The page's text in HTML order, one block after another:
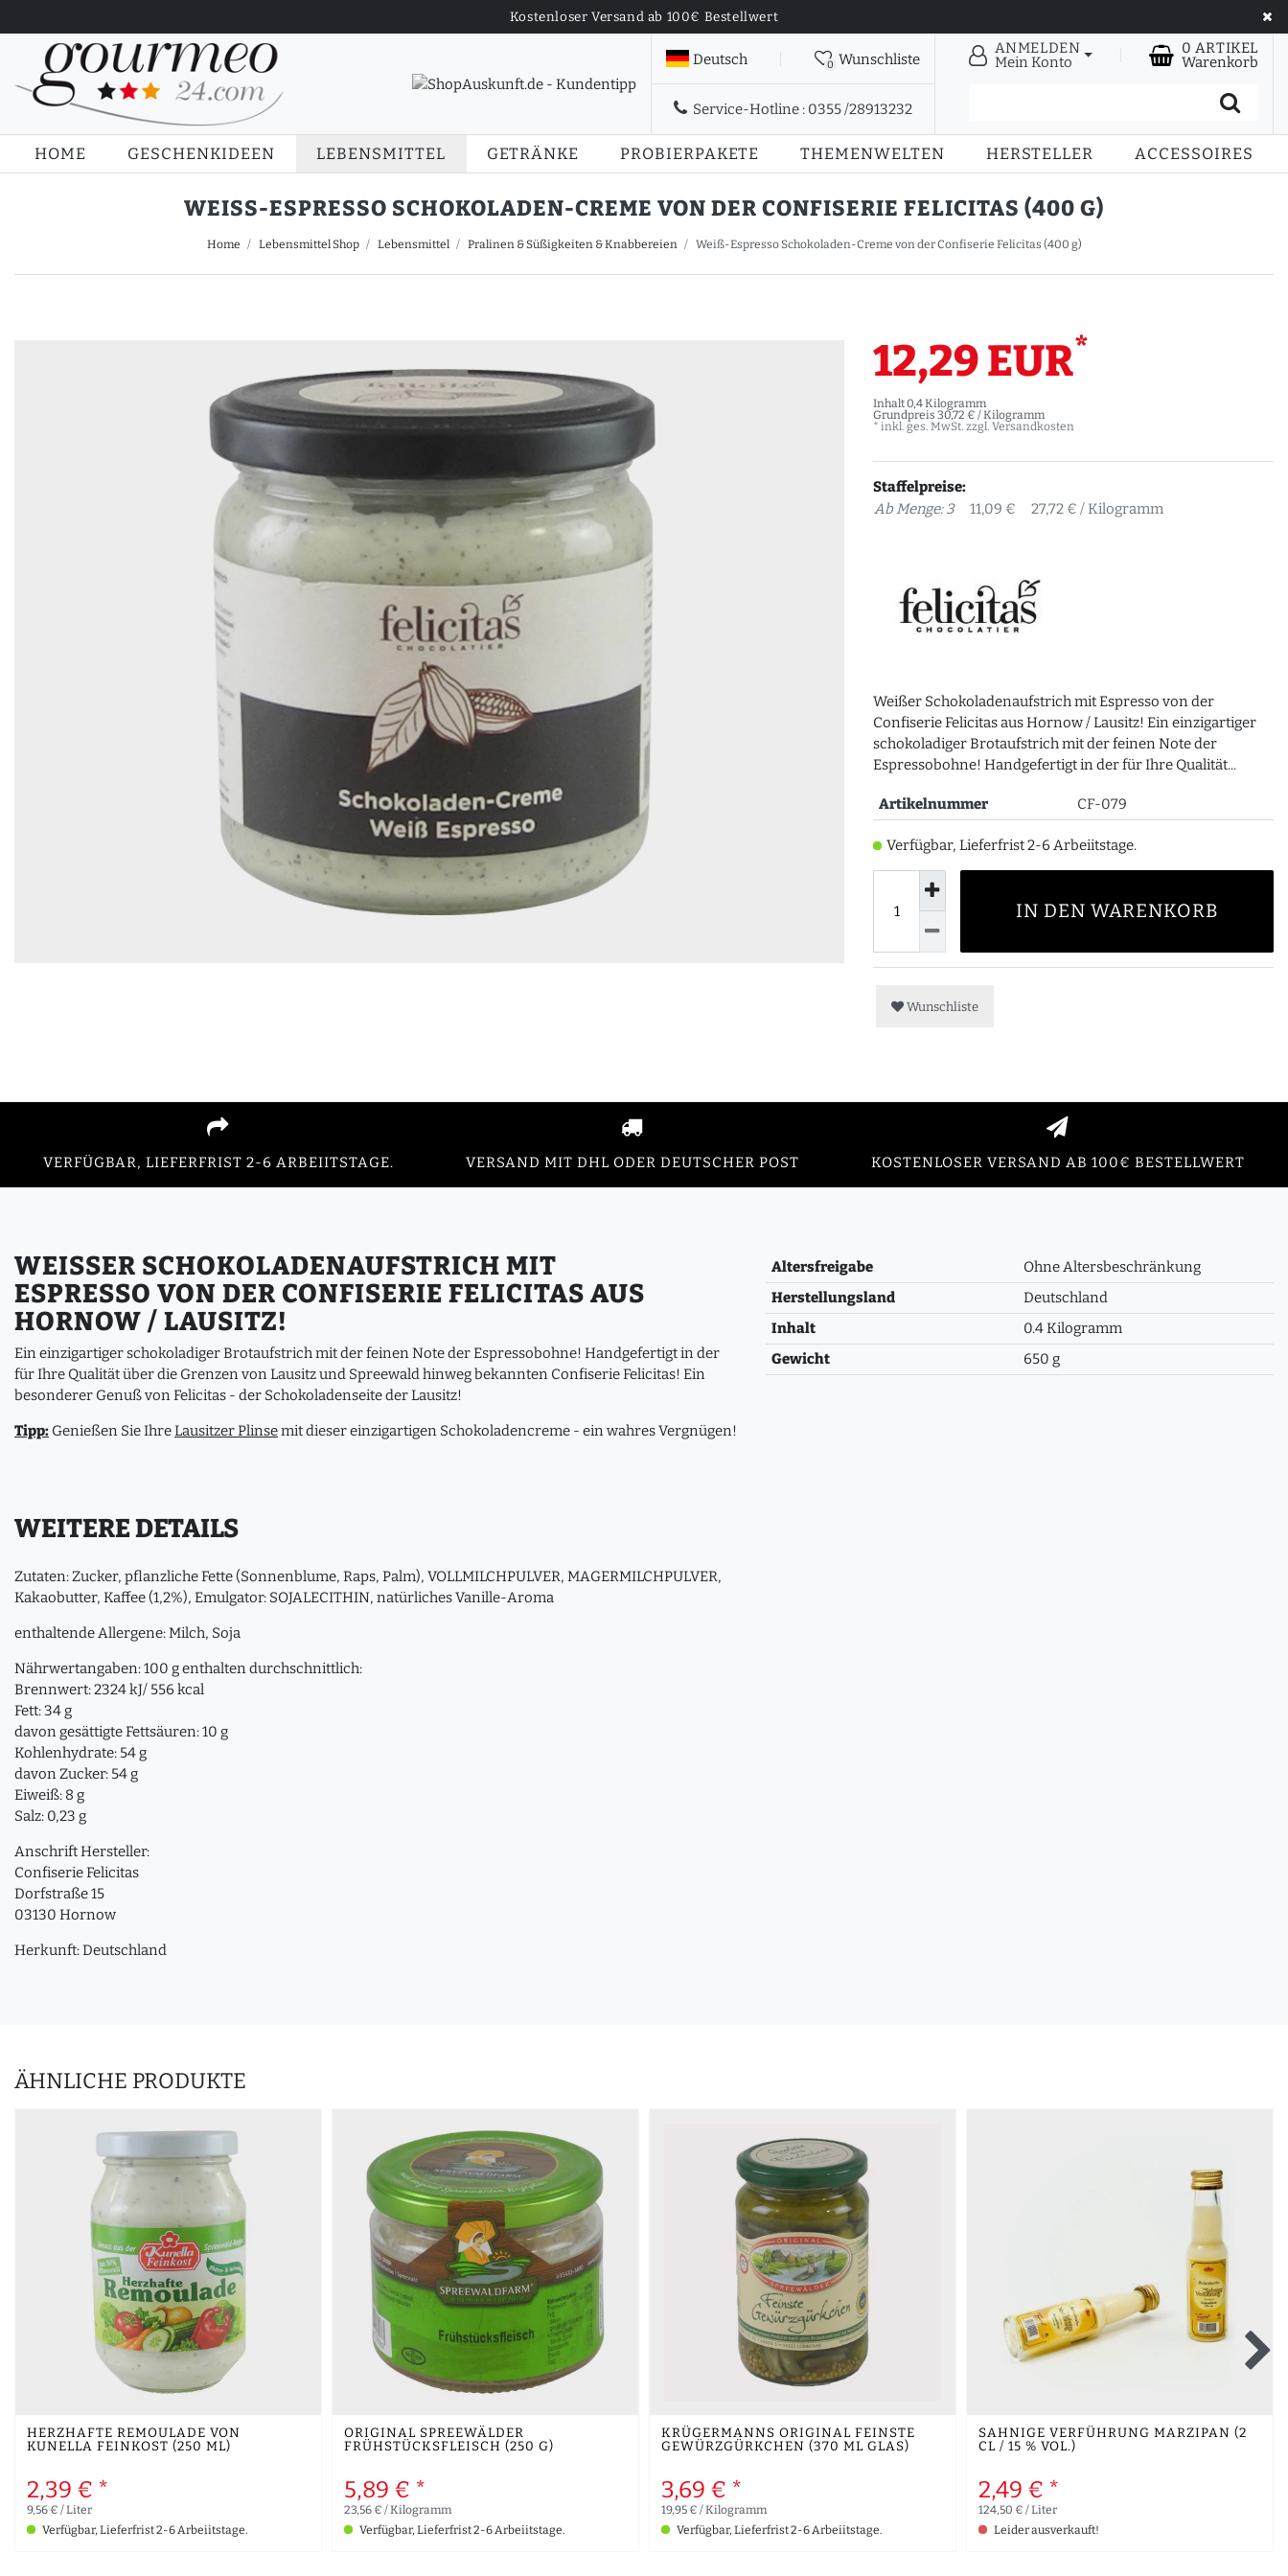
Kostenloser Versand ab 100€ Bestellwert
Deutsch 0 Wunschliste
Service-Hotline : 0355 /28913232
ANMELDEN
Mein Konto
0 ARTIKEL
Warenkorb
HOME GESCHENKIDEEN LEBENSMITTEL GETRÄNKE PROBIERPAKETE THEMENWELTEN HERSTELLER ACCESSOIRES
WEISS-ESPRESSO SCHOKOLADEN-CREME VON DER CONFISERIE FELICITAS (400 G)
Home Lebensmittel Shop Lebensmittel Pralinen & Süßigkeiten & Knabbereien Weiß-Espresso Schokoladen-Creme von der Confiserie Felicitas (400 g)
12,29 EUR*
Inhalt0,4 Kilogramm
Grundpreis 30,72 € / Kilogramm
* inkl. ges. MwSt. zzgl. Versandkosten
Staffelpreise:
Ab Menge: 3
11,09 € 27,72 € / Kilogramm
Weißer Schokoladenaufstrich mit Espresso von der
Confiserie Felicitas aus Hornow / Lausitz! Ein einzigartiger
schokoladiger Brotaufstrich mit der feinen Note der
Espressobohne! Handgefertigt in der für Ihre Qualität...
Artikelnummer CF-079
Verfügbar, Lieferfrist 2-6 Arbeiitstage.
IN DEN WARENKORB
Wunschliste
VERFÜGBAR, LIEFERFRIST 2-6 ARBEIITSTAGE. VERSAND MIT DHL ODER DEUTSCHER POST KOSTENLOSER VERSAND AB 100€ BESTELLWERT
WEISSER SCHOKOLADENAUFSTRICH MIT E
SPRESSO VON DER CONFISERIE FELICITAS AUS H
ORNOW / LAUSITZ!
Ein einzigartiger schokoladiger Brotaufstrich mit der feinen Note der Espressobohne! Handgefertigt in der
für Ihre Qualität über die Grenzen von Lausitz und Spreewald hinweg bekannten Confiserie Felicitas! Ein
besonderer Genuß von Felicitas - der Schokoladenseite der Lausitz!
Tipp: Genießen Sie IhreLausitzer Plinsemit dieser einzigartigen Schokoladencreme - ein wahres Vergnügen!
WEITERE DETAILS
Zutaten: Zucker, pflanzliche Fette (Sonnenblume, Raps, Palm), VOLLMILCHPULVER, MAGERMILCHPULVER,
Kakaobutter, Kaffee (1,2%), Emulgator: SOJALECITHIN, natürliches Vanille-Aroma
enthaltende Allergene: Milch, Soja
Nährwertangaben: 100 g enthalten durchschnittlich:
Brennwert: 2324 kJ/ 556 kcal
Fett: 34 g
davon gesättigte Fettsäuren: 10 g
Kohlenhydrate: 54 g
davon Zucker: 54 g
Eiweiß: 8 g
Salz: 0,23 g
Anschrift Hersteller:
Confiserie Felicitas
Dorfstraße 15
03130 Hornow
Herkunft: Deutschland
Altersfreigabe
Ohne Altersbeschränkung
Herstellungsland
Deutschland
Inhalt
0.4 Kilogramm
Gewicht
650 g
ÄHNLICHE PRODUKTE
HERZHAFTE REMOULADE VON
KUNELLA FEINKOST (250 ML)
2,39 € *
9,56 € / Liter
Verfügbar, Lieferfrist 2-6 Arbeiitstage.
ORIGINAL SPREEWÄLDER
FRÜHSTÜCKSFLEISCH (250 G)
5,89 € *
23,56 € / Kilogramm
Verfügbar, Lieferfrist 2-6 Arbeiitstage.
KRÜGERMANNS ORIGINAL FEINSTE
GEWÜRZGÜRKCHEN (370 ML GLAS)
3,69 € *
19,95 € / Kilogramm
Verfügbar, Lieferfrist 2-6 Arbeiitstage.
SAHNIGE VERFÜHRUNG MARZIPAN (2
CL / 15 % VOL.)
2,49 € *
124,50 € / Liter
Leider ausverkauft!